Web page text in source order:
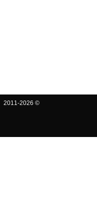
2011-2026 ©